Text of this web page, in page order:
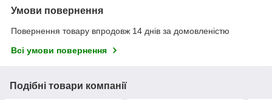
Умови повернення
Повернення товару впродовж 14 днів за домовленістю
Всі умови повернення
Подібні товари компанії